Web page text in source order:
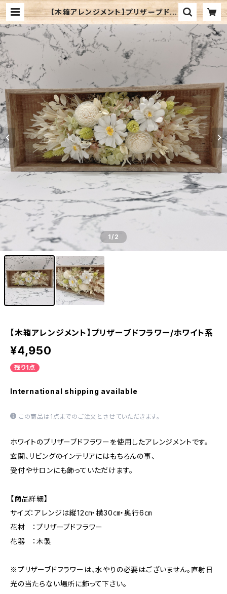
【木箱アレンジメント】プリザーブドフ
ラワー/ホワイト系 | さくらかん
1/2
【木箱アレンジメント】プリザーブドフラワー/ホワイト系
¥4,950
残り1点
International shipping available
この商品は1点までのご注文とさせていただきます。
ホワイトのプリザーブドフラワーを使用したアレンジメントです。
玄関、リビングのインテリアにはもちろんの事、
受付やサロンにも飾っていただけます。
【商品詳細】
サイズ：アレンジは縦12㎝・横30㎝・奥行6㎝
花材 ：プリザーブドフラワー
花器 ：木製
※プリザーブドフラワーは、水やりの必要はございません。直射日
光の当たらない場所に飾って下さい。